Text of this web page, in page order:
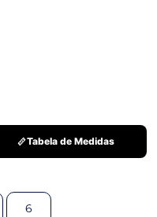
Tabela de Medidas
6